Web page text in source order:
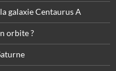
galaxie Centaurus A
orbite ?